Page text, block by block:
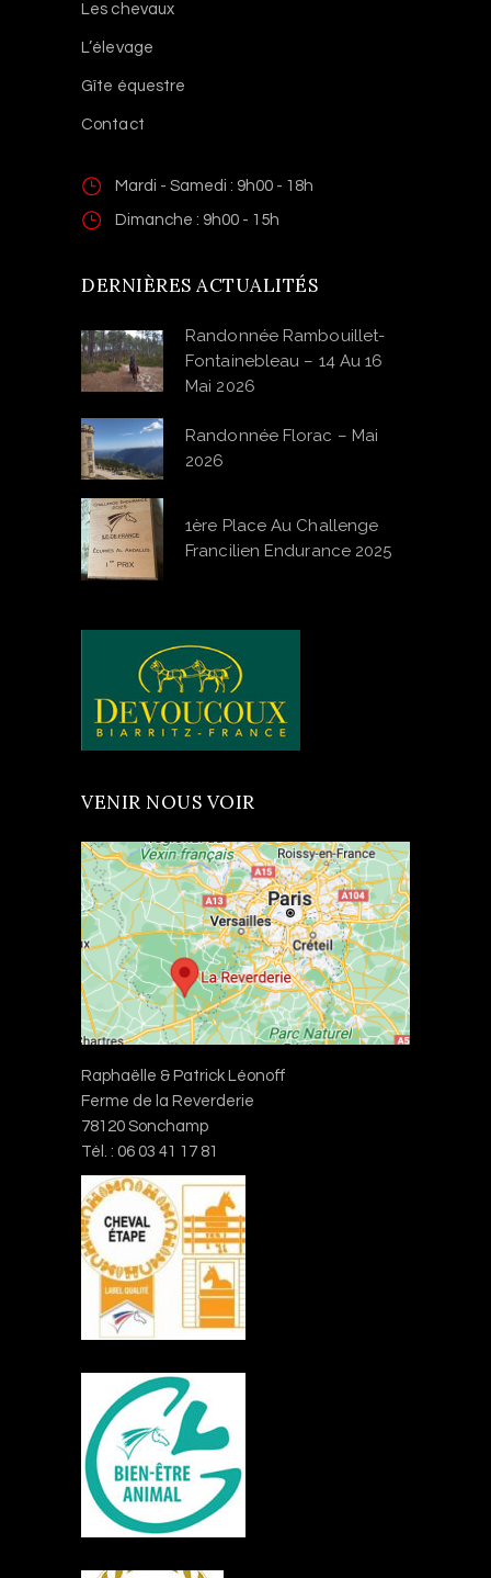
Les chevaux
L’élevage
Gîte équestre
Contact
Mardi - Samedi : 9h00 - 18h
Dimanche : 9h00 - 15h
DERNIÈRES ACTUALITÉS
Randonnée Rambouillet-
Fontainebleau – 14 Au 16
Mai 2026
Randonnée Florac – Mai
2026
1ère Place Au Challenge
Francilien Endurance 2025
VENIR NOUS VOIR
Raphaëlle & Patrick Léonoff
Ferme de la Reverderie
78120 Sonchamp
Tél. : 06 03 41 17 81